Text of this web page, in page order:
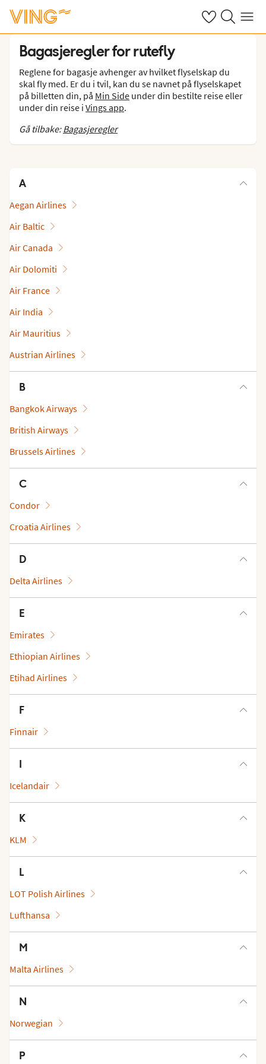
Se dine sparte
Søk påMeny
Bagasjeregler for rutefly
Reglene for bagasje avhenger av hvilket flyselskap du
skal fly med. Er du i tvil, kan du se navnet på flyselskapet
på billetten din, på Min Side under din bestilte reise eller
under din reise i Vings app.
Gå tilbake: Bagasjeregler
A
Aegan Airlines
Air Baltic
Air Canada
Air Dolomiti
Air France
Air India
Air Mauritius
Austrian Airlines
B
Bangkok Airways
British Airways
Brussels Airlines
C
Condor
Croatia Airlines
D
Delta Airlines
E
Emirates
Ethiopian Airlines
Etihad Airlines
F
Finnair
I
Icelandair
K
KLM
L
LOT Polish Airlines
Lufthansa
M
Malta Airlines
N
Norwegian
P